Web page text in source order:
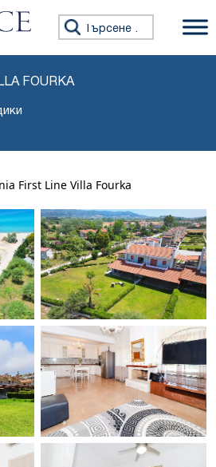
Търсене за:
FOURKA
First Line Villa Fourka